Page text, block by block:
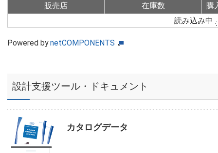
販売店 在庫数
購
読み込み中
Powered bynetCOMPONENTS
設計支援ツール・ドキュメント
カタログデータ